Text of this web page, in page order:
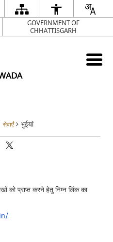
GOVERNMENT OF
CHHATTISGARH
सेवाएँ भुईयां
को प्राप्त करने हेतु निम्न लिंक का